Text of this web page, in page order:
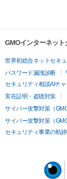
GMOインターネッ
世界初総合ネットセキ
パスワード漏洩診断
セキュリティ相談AIチャ
実在証明・盗聴対策
サイバー攻撃対策（
サイバー攻撃対策（
セキュリティ事業の軌跡